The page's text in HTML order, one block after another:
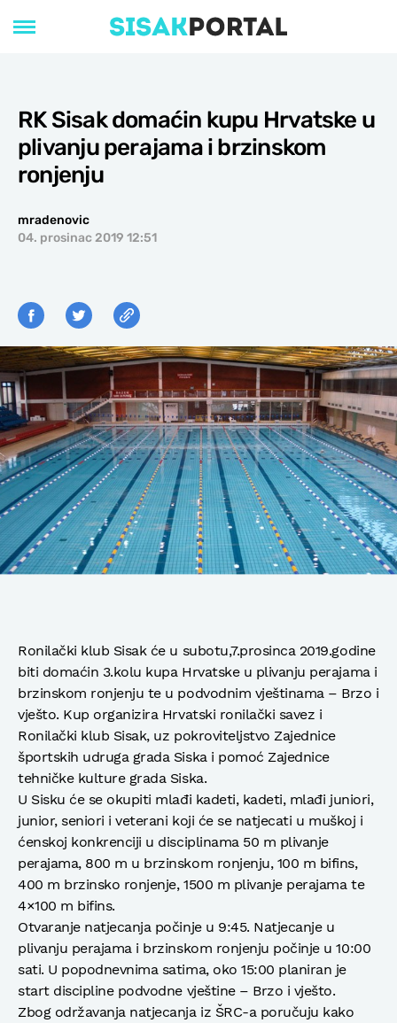
RK Sisak domaćin kupu Hrvatske u
plivanju perajama i brzinskom
ronjenju
mradenovic
04. prosinac 2019 12:51
Ronilački klub Sisak će u subotu,7.prosinca 2019.godine
biti domaćin 3.kolu kupa Hrvatske u plivanju perajama i
brzinskom ronjenju te u podvodnim vještinama – Brzo i
vješto. Kup organizira Hrvatski ronilački savez i
Ronilački klub Sisak, uz pokroviteljstvo Zajednice
športskih udruga grada Siska i pomoć Zajednice
tehničke kulture grada Siska.
U Sisku će se okupiti mlađi kadeti, kadeti, mlađi juniori,
junior, seniori i veterani koji će se natjecati u muškoj i
ćenskoj konkrenciji u disciplinama 50 m plivanje
perajama, 800 m u brzinskom ronjenju, 100 m bifins,
400 m brzinsko ronjenje, 1500 m plivanje perajama te
4×100 m bifins.
Otvaranje natjecanja počinje u 9:45. Natjecanje u
plivanju perajama i brzinskom ronjenju počinje u 10:00
sati. U popodnevnima satima, oko 15:00 planiran je
start discipline podvodne vještine – Brzo i vješto.
Zbog održavanja natjecanja iz ŠRC-a poručuju kako